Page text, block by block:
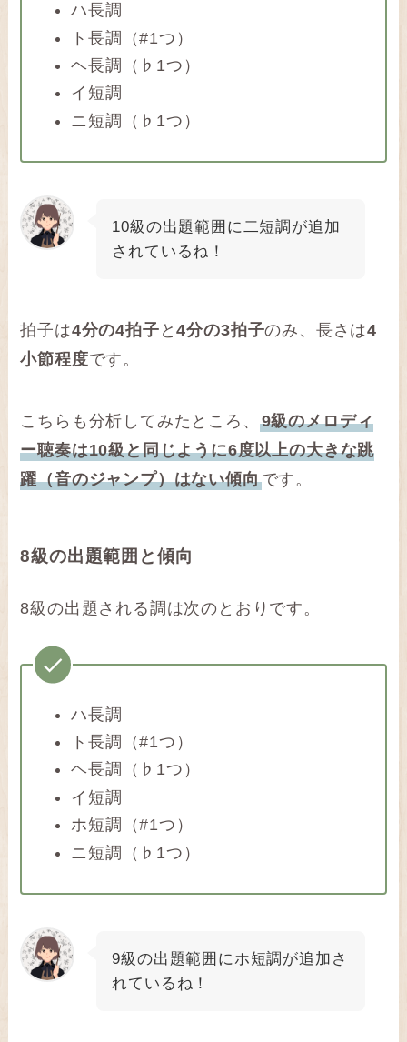
ハ長調
ト長調（#1つ）
ヘ長調（♭1つ）
イ短調
ニ短調（♭1つ）
10級の出題範囲に二短調が追加
されているね！
拍子は4分の4拍子 と4分の3拍子のみ、長さは4
小節程度です。
こちらも分析してみたところ、 9級のメロディ
ー聴奏は10級と同じように6度以上の大きな跳
躍（音のジャンプ）はない傾向です。
8級の出題範囲と傾向
8級の出題される調は次のとおりです。
ハ長調
ト長調（#1つ）
ヘ長調（♭1つ）
イ短調
ホ短調（#1つ）
ニ短調（♭1つ）
9級の出題範囲にホ短調が追加さ
れているね！